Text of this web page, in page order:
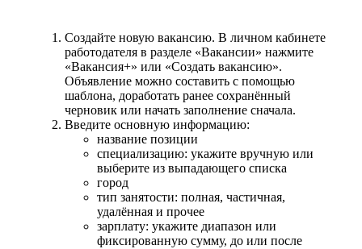
Создайте новую вакансию. В личном кабинете
работодателя в разделе «Вакансии» нажмите
«Вакансия+» или «Создать вакансию».
Объявление можно составить с помощью
шаблона, доработать ранее сохранённый
черновик или начать заполнение сначала.
Введите основную информацию:
название позиции
специализацию: укажите вручную или
выберите из выпадающего списка
город
тип занятости: полная, частичная,
удалённая и прочее
зарплату: укажите диапазон или
фиксированную сумму, до или после